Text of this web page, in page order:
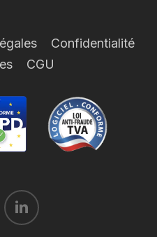
Confidentialité
CGU
linkedin